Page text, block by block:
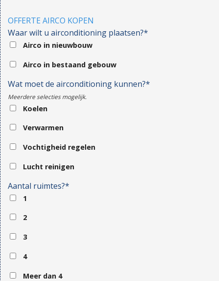
OFFERTE AIRCO KOPEN
Waar wilt u airconditioning plaatsen?*
Airco in nieuwbouw
Airco in bestaand gebouw
Wat moet de airconditioning kunnen?*
Meerdere selecties mogelijk.
Koelen
Verwarmen
Vochtigheid regelen
Lucht reinigen
Aantal ruimtes?*
1
2
3
4
Meer dan 4